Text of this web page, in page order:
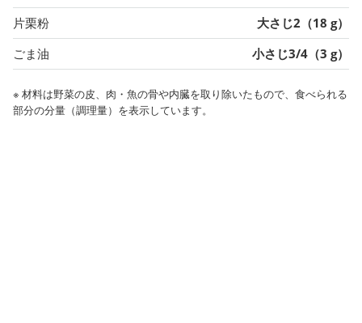
片栗粉
大さじ2（18 g）
ごま油
小さじ3/4（3 g）
※ 材料は野菜の皮、肉・魚の骨や内臓を取り除いたもので、食べられる
部分の分量（調理量）を表示しています。